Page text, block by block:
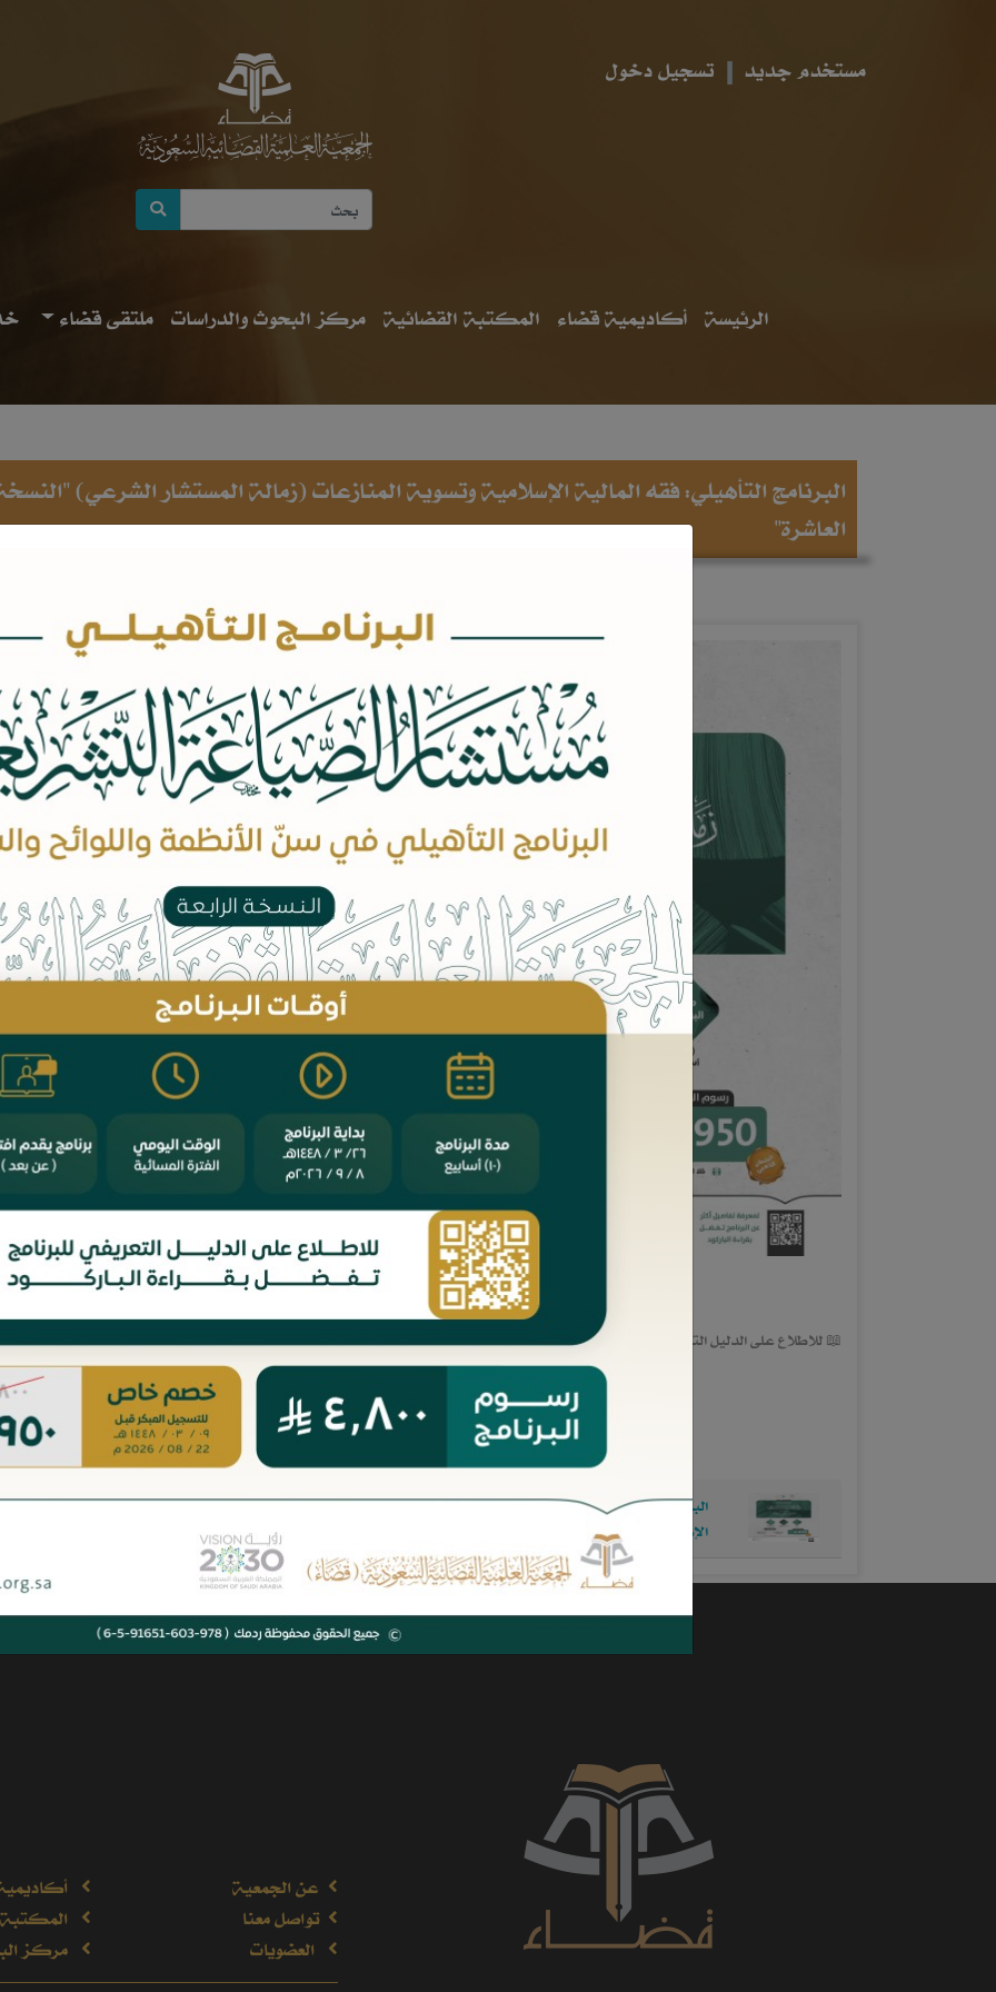
مستخدم جديد تسجيل دخول
الرئيسة أكاديمية قضاء المكتبة القضائية مركز البحوث والدراسات ملتقى قضاء
البرنامج التأهيلي: فقه المالية الإسلامية وتسوية المنازعات (زمالة المستشار الشرعي)
العاشرة"
📖 للاطلاع على الدليل التفصيلي للزمالة:أنقر هنا.
محتويات الدورة
البرنامج التأهيلي: فقه المالية
الإسلامية وتسوية المنازعات
2950
محاور الدورة
الوحدة الأولى: أخصائي المالية الإسلامية
1. مبادئ محاسبة الزكاة
3. مبادئ التأمين التعاوني
الوحدة الثانية: مستشار المالية الإسلامية
1. عقود التمويل الإسلامي
2. معاملات الخزينة البنكية
3. تطبيقات الصكوك الإسلامية
4. تطبيقات الاستشارات الشرعية
5. تطبيقات الرقابة الشرعية
الوحدة الثالثة: أخصائي تسوية المنازعات
1. التحكيم والوساطة في تسوية المنازعات
المالية
5. التطبيقات القضائية لعقود التمويل في
المحاكم
الموعد
عن الجمعية
تواصل معنا
العضويات
مركز